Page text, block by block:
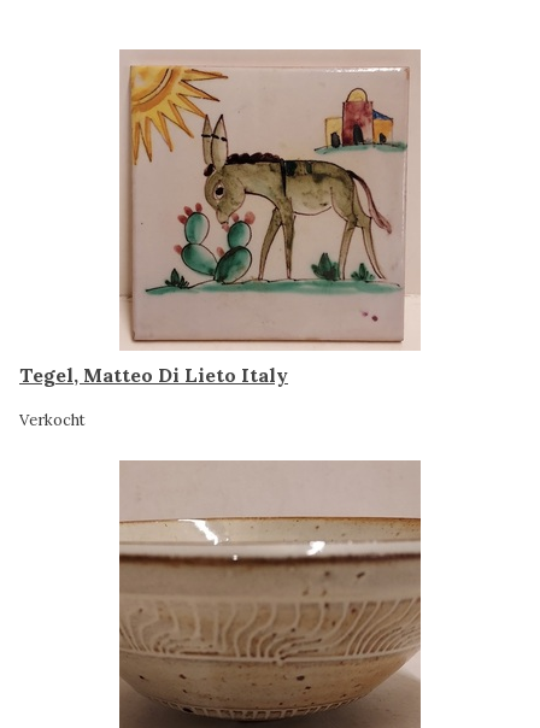
Tegel, Matteo Di Lieto Italy
Verkocht